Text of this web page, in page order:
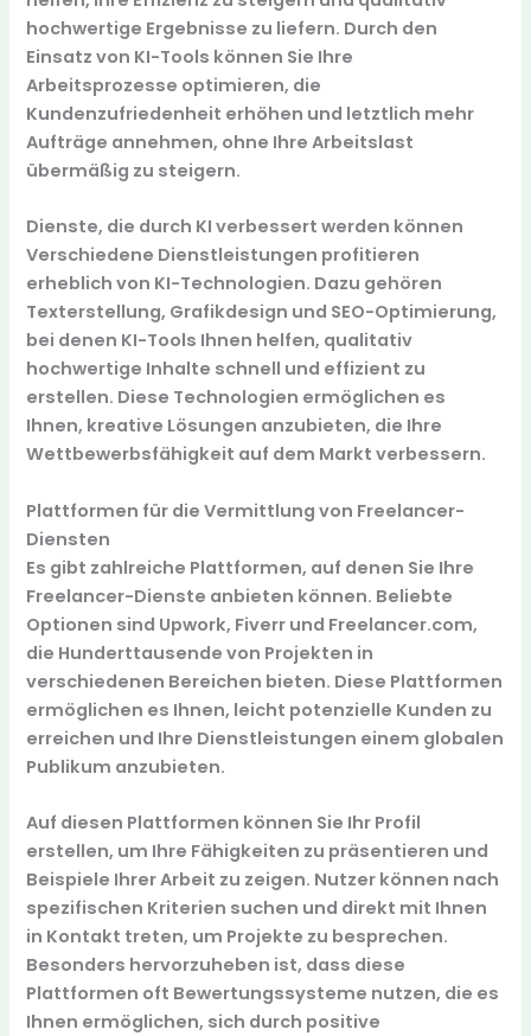
hochwertige Ergebnisse zu liefern. Durch den
Einsatz von KI-Tools können Sie Ihre
Arbeitsprozesse optimieren, die
Kundenzufriedenheit erhöhen und letztlich mehr
Aufträge annehmen, ohne Ihre Arbeitslast
übermäßig zu steigern.
Dienste, die durch KI verbessert werden können
Verschiedene Dienstleistungen profitieren
erheblich von KI-Technologien. Dazu gehören
Texterstellung, Grafikdesign und SEO-Optimierung,
bei denen KI-Tools Ihnen helfen, qualitativ
hochwertige Inhalte schnell und effizient zu
erstellen. Diese Technologien ermöglichen es
Ihnen, kreative Lösungen anzubieten, die Ihre
Wettbewerbsfähigkeit auf dem Markt verbessern.
Plattformen für die Vermittlung von Freelancer-
Diensten
Es gibt zahlreiche Plattformen, auf denen Sie Ihre
Freelancer-Dienste anbieten können. Beliebte
Optionen sind Upwork, Fiverr und Freelancer.com,
die Hunderttausende von Projekten in
verschiedenen Bereichen bieten. Diese Plattformen
ermöglichen es Ihnen, leicht potenzielle Kunden zu
erreichen und Ihre Dienstleistungen einem globalen
Publikum anzubieten.
Auf diesen Plattformen können Sie Ihr Profil
erstellen, um Ihre Fähigkeiten zu präsentieren und
Beispiele Ihrer Arbeit zu zeigen. Nutzer können nach
spezifischen Kriterien suchen und direkt mit Ihnen
in Kontakt treten, um Projekte zu besprechen.
Besonders hervorzuheben ist, dass diese
Plattformen oft Bewertungssysteme nutzen, die es
Ihnen ermöglichen, sich durch positive